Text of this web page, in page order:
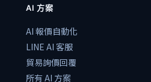
AI 方案
AI 報價自動化
LINE AI 客服
貿易詢價回覆
所有 AI 方案